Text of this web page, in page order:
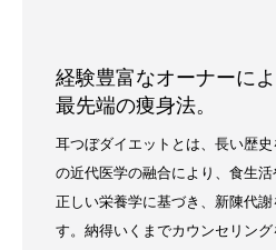
経験豊富なオーナーに
最先端の痩身法。
耳つぼダイエットとは、長い歴
の近代医学の融合により、食生活
正しい栄養学に基づき、新陳代
す。納得いくまでカウンセリン